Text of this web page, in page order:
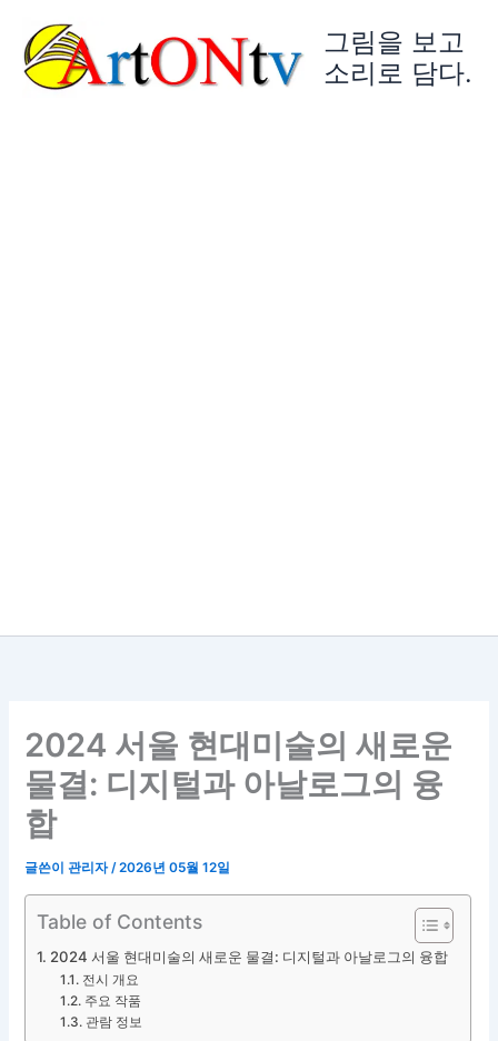
그림을 보고
소리로 담다.
2024 서울 현대미술의 새로운
물결: 디지털과 아날로그의 융
합
글쓴이관리자/2026년 05월 12일
Table of Contents
2024 서울 현대미술의 새로운 물결: 디지털과 아날로그의 융합
전시 개요
주요 작품
관람 정보